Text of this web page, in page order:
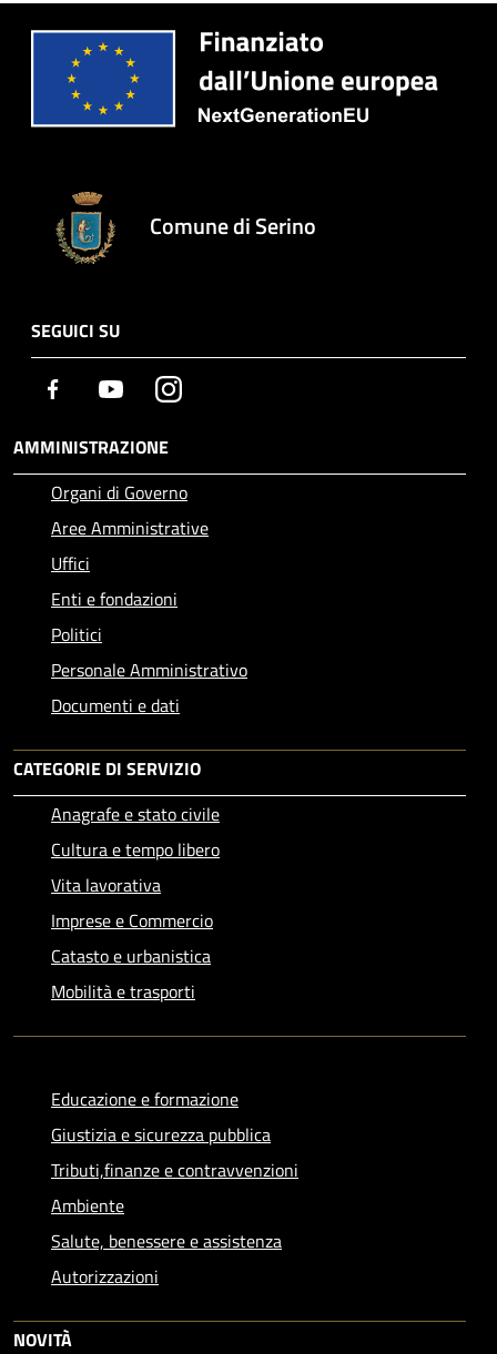
Comune di Serino
SEGUICI SU
Facebook YoutubeInstagram
AMMINISTRAZIONE
Organi di Governo
Aree Amministrative
Uffici
Enti e fondazioni
Politici
Personale Amministrativo
Documenti e dati
CATEGORIE DI SERVIZIO
Anagrafe e stato civile
Cultura e tempo libero
Vita lavorativa
Imprese e Commercio
Catasto e urbanistica
Mobilità e trasporti
Educazione e formazione
Giustizia e sicurezza pubblica
Tributi,finanze e contravvenzioni
Ambiente
Salute, benessere e assistenza
Autorizzazioni
NOVITÀ